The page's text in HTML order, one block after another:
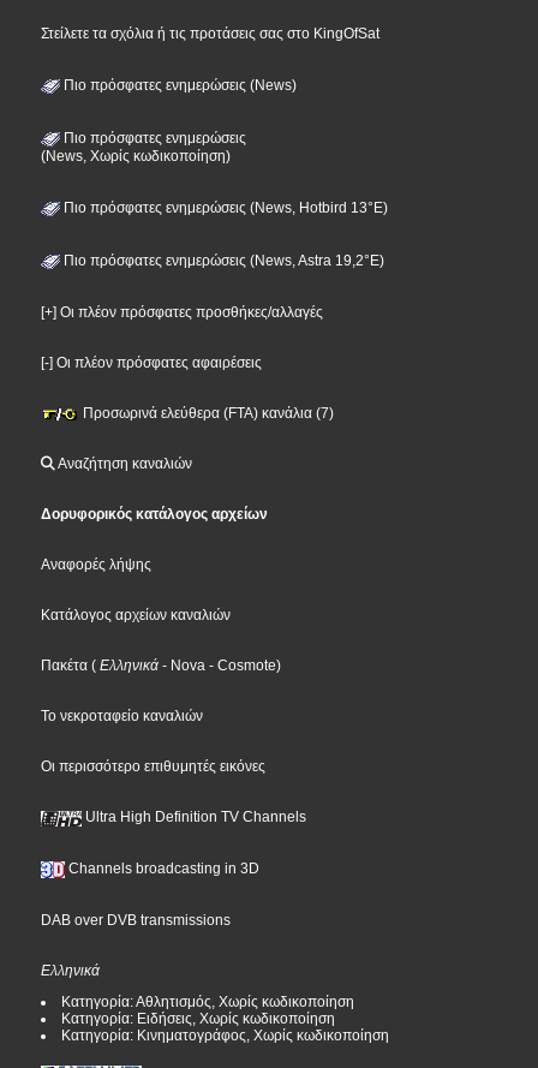
Στείλετε τα σχόλια ή τις προτάσεις σας στο KingOfSat
Πιο πρόσφατες ενημερώσεις (News)
Πιο πρόσφατες ενημερώσεις
(News, Χωρίς κωδικοποίηση)
Πιο πρόσφατες ενημερώσεις (News, Hotbird 13°E)
Πιο πρόσφατες ενημερώσεις (News, Astra 19,2°E)
[+] Οι πλέον πρόσφατες προσθήκες/αλλαγές
[-] Οι πλέον πρόσφατες αφαιρέσεις
Προσωρινά ελεύθερα (FTA) κανάλια (7)
Αναζήτηση καναλιών
Δορυφορικός κατάλογος αρχείων
Αναφορές λήψης
Κατάλογος αρχείων καναλιών
Πακέτα ( Ελληνικά - Nova - Cosmote)
Το νεκροταφείο καναλιών
Οι περισσότερο επιθυμητές εικόνες
Ultra High Definition TV Channels
Channels broadcasting in 3D
DAB over DVB transmissions
Ελληνικά
Κατηγορία: Αθλητισμός, Χωρίς κωδικοποίηση
Κατηγορία: Ειδήσεις, Χωρίς κωδικοποίηση
Κατηγορία: Κινηματογράφος, Χωρίς κωδικοποίηση